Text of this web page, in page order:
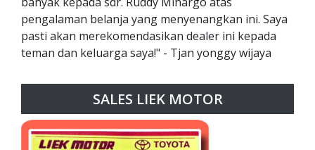
pengalaman belanja yang menyenangkan ini. Saya
pasti akan merekomendasikan dealer ini kepada
teman dan keluarga saya!" - Tjan yonggy wijaya
SALES LIEK MOTOR